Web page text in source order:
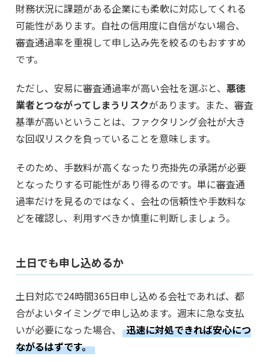
財務状況に課題がある企業にも柔軟に対応してくれる
可能性があります。自社の信用度に自信がない場合、
審査通過率を重視して申し込み先を絞るのもおすすめ
です。
ただし、安易に審査通過率が高い会社を選ぶと、 悪徳
業者とつながってしまうリスクがあります。また、審査
基準が高いということは、ファクタリング会社が大き
な回収リスクを負っていることを意味します。
そのため、手数料が高くなったり売掛先の承諾が必要
となったりする可能性があり得るのです。単に審査通
過率だけを見るのではなく、会社の信頼性や手数料な
どを確認し、利用すべきか慎重に判断しましょう。
土日でも申し込めるか
土日対応で24時間365日申し込める会社であれば、都
合がよいタイミングで申し込めます。週末に急な支払
いが必要になった場合、
迅速に対処できれば安心につ
ながるはずです。